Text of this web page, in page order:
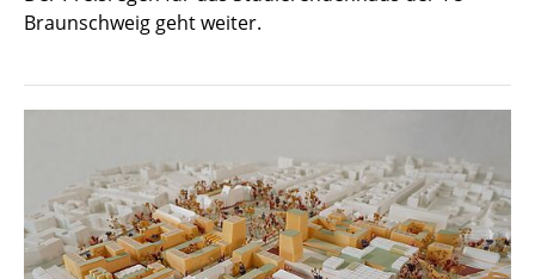
Braunschweig geht weiter.